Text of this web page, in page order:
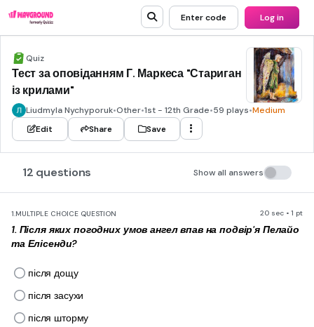
Enter code Log in
Quiz
Тест за оповіданням Г. Маркеса "Стариган
із крилами"
Liudmyla Nychyporuk•Other•1st - 12th Grade•59 plays•Medium
Edit
Share Save
12 questions Show all answers
1.MULTIPLE CHOICE QUESTION 20 sec • 1 pt
1. Після яких погодних умов ангел впав на подвір'я Пелайо
та Елісенди?
після дощу
після засухи
після шторму